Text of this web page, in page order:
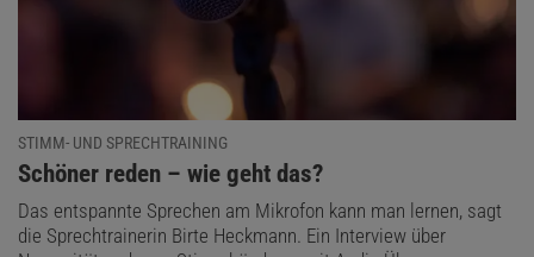
STIMM- UND SPRECHTRAINING
:
Schöner reden – wie geht das?
Das entspannte Sprechen am Mikrofon kann man lernen, sagt
die Sprechtrainerin Birte Heckmann. Ein Interview über